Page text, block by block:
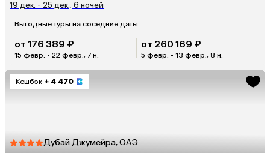
19 дек. - 25 дек., 6 ночей
Выгодные туры на соседние даты
от 176 389 ₽
15 февр. - 22 февр., 7 н.
от 260 169 ₽
5 февр. - 13 февр., 8 н.
Кешбэк + 4 470
Дубай Джумейра, ОАЭ